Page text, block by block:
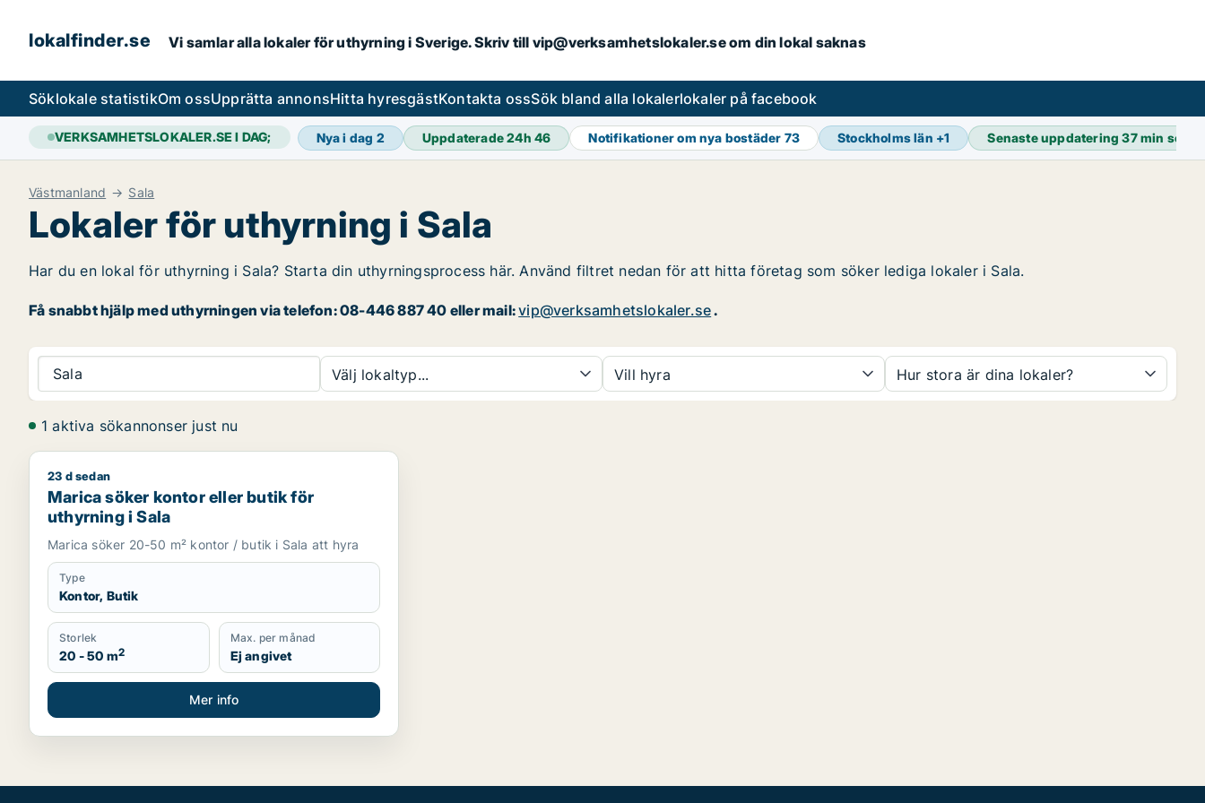
lokalfinder.se Vi samlar alla lokaler för uthyrning i Sverige. Skriv till vip@verksamhetslokaler.se om din lokal saknas
Söklokale statistikOm ossUpprätta annonsHitta hyresgästKontakta ossSök bland alla lokalerlokaler på facebook
VERKSAMHETSLOKALER.SE I DAG; Nya i dag 2 Uppdaterade 24h46 Notifikationer om nya bostäder 73 Stockholms län +1 Senaste uppdatering37 min sedan
Västmanland Sala
Lokaler för uthyrning i Sala
Har du en lokal för uthyrning i Sala? Starta din uthyrningsprocess här. Använd filtret nedan för att hitta företag som söker lediga lokaler i Sala.
Få snabbt hjälp med uthyrningen via telefon: 08-446 887 40 eller mail:vip@verksamhetslokaler.se.
Sala Välj lokaltyp... Vill hyra Hur stora är dina lokaler?
1 aktiva sökannonser just nu
Marica söker kontor eller butik för uthyrning i Sala
23 d sedan
Marica söker kontor eller butik för
uthyrning i Sala
Marica söker 20-50 m² kontor / butik i Sala att hyra
Type
Kontor, Butik
Storlek
20 - 50 m2
Max. per månad
Ej angivet
Mer info